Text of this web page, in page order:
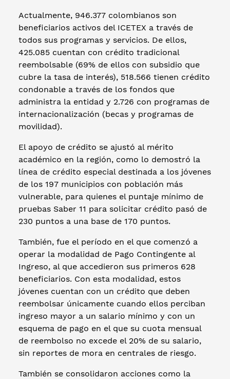
Actualmente, 946.377 colombianos son
beneficiarios activos del ICETEX a través de
todos sus programas y servicios. De ellos,
425.085 cuentan con crédito tradicional
reembolsable (69% de ellos con subsidio que
cubre la tasa de interés), 518.566 tienen crédito
condonable a través de los fondos que
administra la entidad y 2.726 con programas de
internacionalización (becas y programas de
movilidad).
El apoyo de crédito se ajustó al mérito
académico en la región, como lo demostró la
línea de crédito especial destinada a los jóvenes
de los 197 municipios con población más
vulnerable, para quienes el puntaje mínimo de
pruebas Saber 11 para solicitar crédito pasó de
230 puntos a una base de 170 puntos.
También, fue el período en el que comenzó a
operar la modalidad de Pago Contingente al
Ingreso, al que accedieron sus primeros 628
beneficiarios. Con esta modalidad, estos
jóvenes cuentan con un crédito que deben
reembolsar únicamente cuando ellos perciban
ingreso mayor a un salario mínimo y con un
esquema de pago en el que su cuota mensual
de reembolso no excede el 20% de su salario,
sin reportes de mora en centrales de riesgo.
También se consolidaron acciones como la